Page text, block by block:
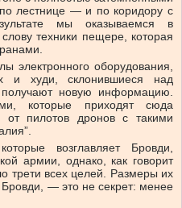
лестнице — и по коридору с
мы оказываемся в
техники пещере, которая
электронного оборудования,
и худи, склонившиеся над
новую информацию.
которые приходят сюда
от пилотов дронов с такими
возглавляет Бровди,
армии, однако, как говорит
трети всех целей. Размеры их
— это не секрет: менее